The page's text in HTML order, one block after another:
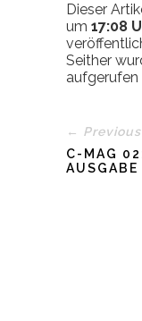
Dieser
um 17:08
Seither
aufgerufen
←
C-MAG